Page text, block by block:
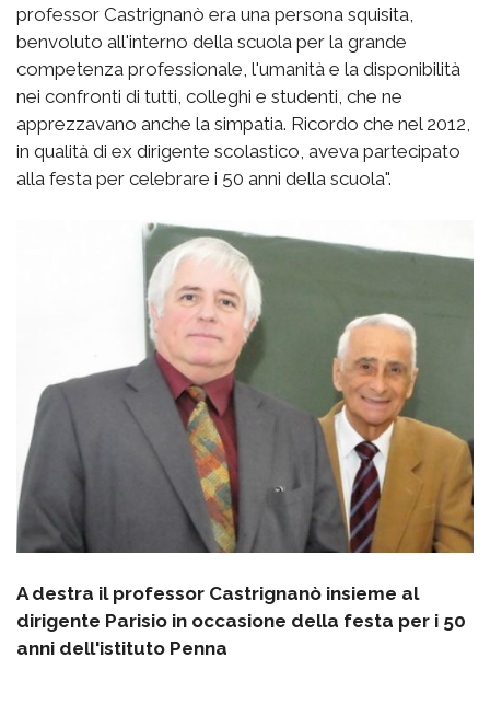
professor Castrignanò era una persona squisita,
benvoluto all'interno della scuola per la grande
competenza professionale, l'umanità e la disponibilità
nei confronti di tutti, colleghi e studenti, che ne
apprezzavano anche la simpatia. Ricordo che nel 2012,
in qualità di ex dirigente scolastico, aveva partecipato
alla festa per celebrare i 50 anni della scuola".
A destra il professor Castrignanò insieme al
dirigente Parisio in occasione della festa per i 50
anni dell'istituto Penna